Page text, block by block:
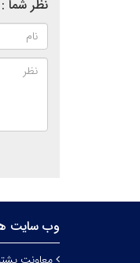
نظر شما :
وب سایت